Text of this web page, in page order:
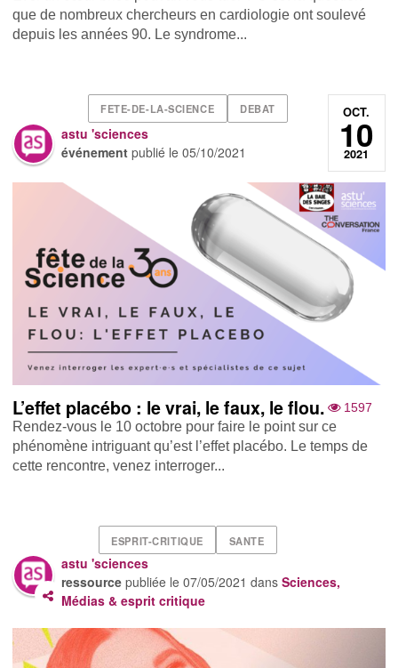
que de nombreux chercheurs en cardiologie ont soulevé
depuis les années 90. Le syndrome...
FETE-DE-LA-SCIENCE DEBAT
astu 'sciences
événement publié le05/10/2021
OCT.
10
2021
1597
L’effet placébo : le vrai, le faux, le flou.
Rendez-vous le 10 octobre pour faire le point sur ce
phénomène intriguant qu’est l’effet placébo. Le temps de
cette rencontre, venez interroger...
ESPRIT-CRITIQUE SANTE
astu 'sciences
ressource publiée le07/05/2021 dansSciences,
Médias & esprit critique